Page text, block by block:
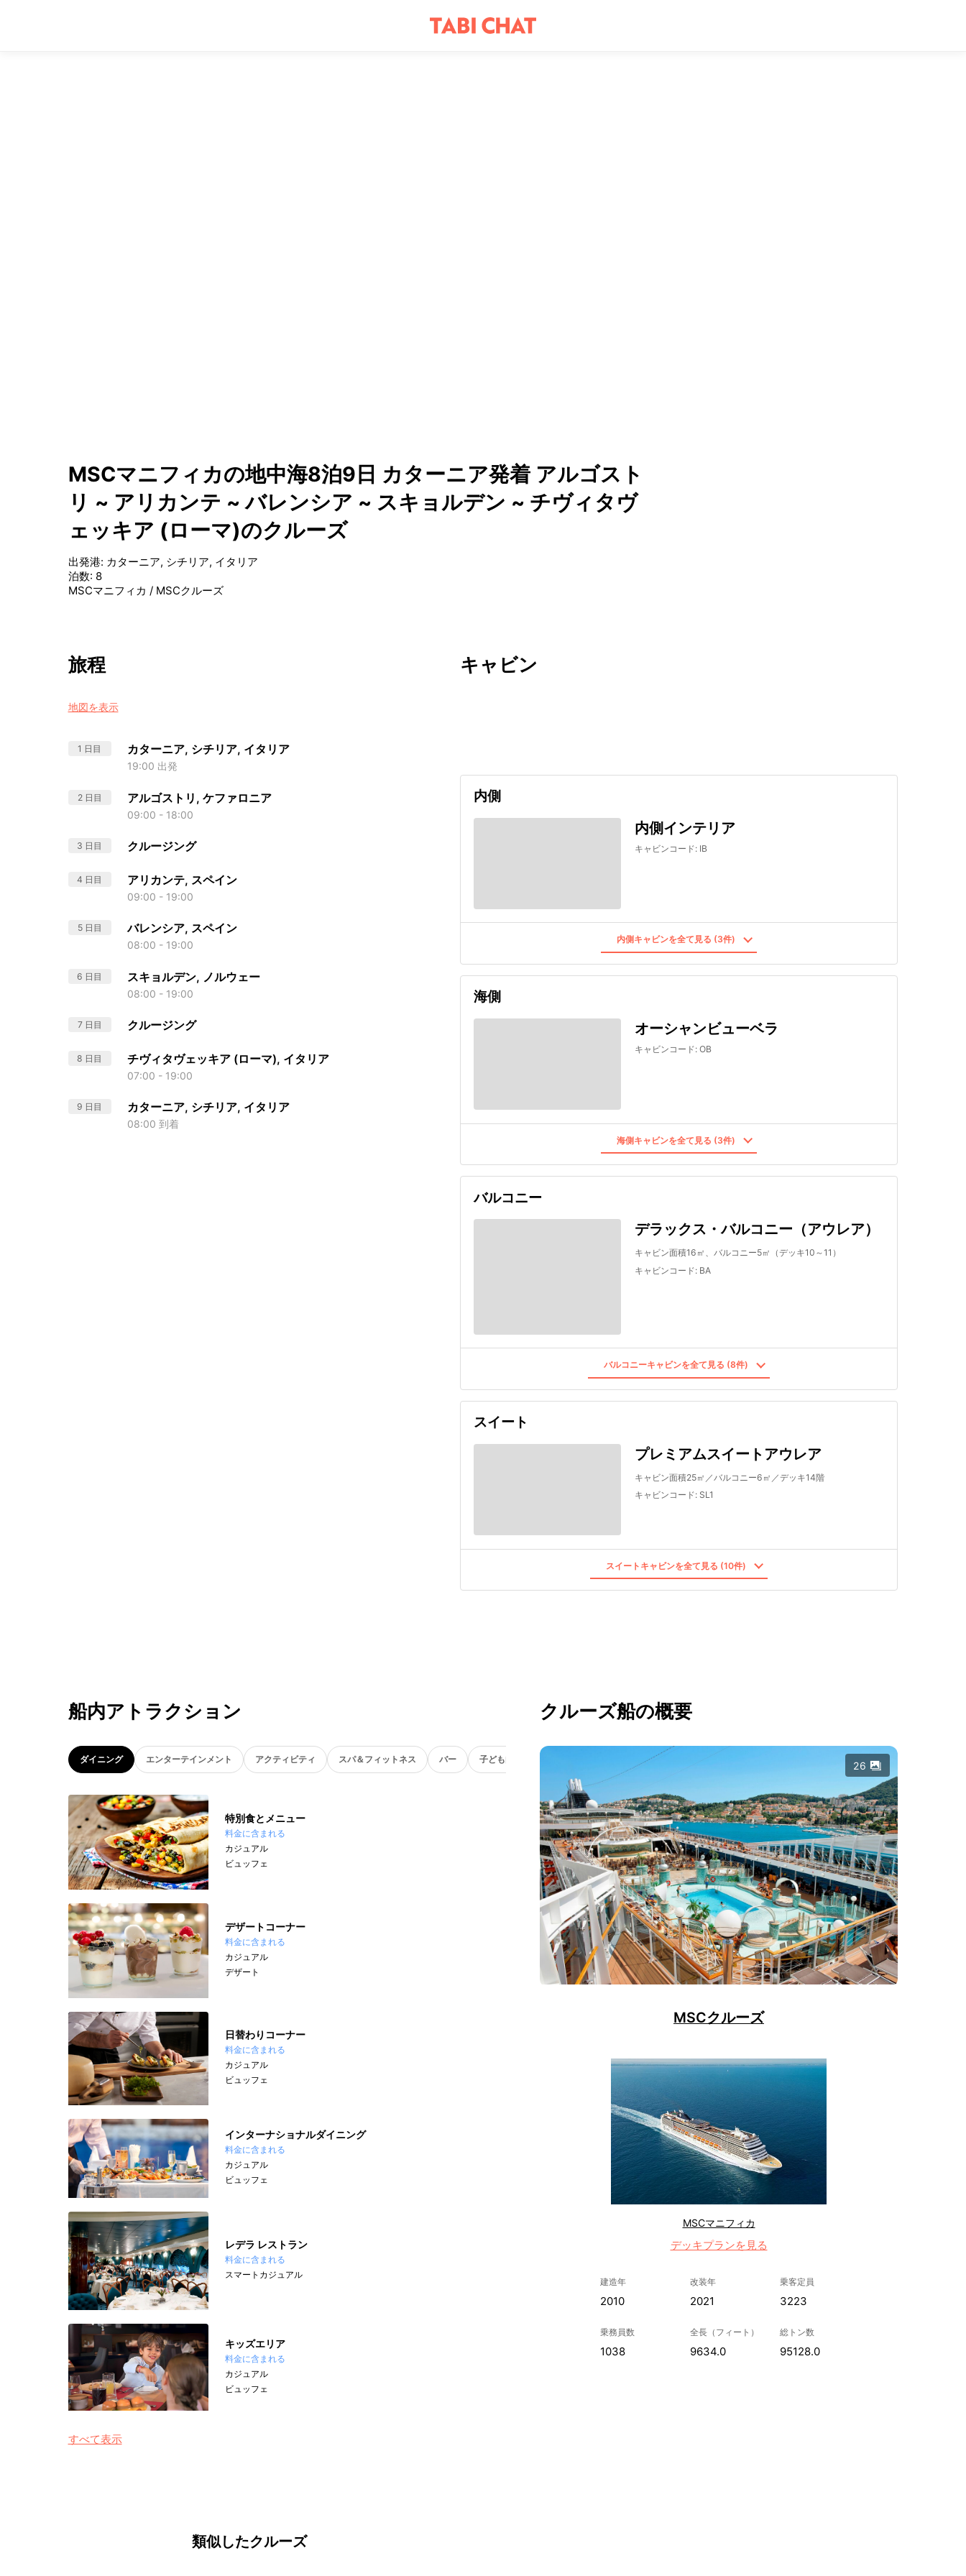
MSCマニフィカの地中海8泊9日 カターニア発着 アルゴスト
リ ~ アリカンテ ~ バレンシア ~ スキョルデン ~ チヴィタヴ
ェッキア (ローマ)のクルーズ
出発港: カターニア, シチリア, イタリア
泊数: 8
MSCマニフィカ / MSCクルーズ
旅程
地図を表示
1 日目 カターニア, シチリア, イタリア
19:00 出発
2 日目 アルゴストリ, ケファロニア
09:00 - 18:00
3 日目 クルージング
4 日目 アリカンテ, スペイン
09:00 - 19:00
5 日目 バレンシア, スペイン
08:00 - 19:00
6 日目 スキョルデン, ノルウェー
08:00 - 19:00
7 日目 クルージング
8 日目 チヴィタヴェッキア (ローマ), イタリア
07:00 - 19:00
9 日目 カターニア, シチリア, イタリア
08:00 到着
キャビン
内側
内側インテリア
キャビンコード: IB
内側キャビンを全て見る (3件)
海側
オーシャンビューベラ
キャビンコード: OB
海側キャビンを全て見る (3件)
バルコニー
デラックス・バルコニー（アウレア）
キャビン面積16㎡、バルコニー5㎡（デッキ10～11）
キャビンコード: BA
バルコニーキャビンを全て見る (8件)
スイート
プレミアムスイートアウレア
キャビン面積25㎡／バルコニー6㎡／デッキ14階
キャビンコード: SL1
スイートキャビンを全て見る (10件)
船内アトラクション
ダイニング エンターテインメント アクティビティ スパ＆フィットネス バー 子ども向け
特別食とメニュー
料金に含まれる
カジュアル
ビュッフェ
デザートコーナー
料金に含まれる
カジュアル
デザート
日替わりコーナー
料金に含まれる
カジュアル
ビュッフェ
インターナショナルダイニング
料金に含まれる
カジュアル
ビュッフェ
レデラ レストラン
料金に含まれる
スマートカジュアル
キッズエリア
料金に含まれる
カジュアル
ビュッフェ
すべて表示
クルーズ船の概要
26
MSCクルーズ
MSCマニフィカ
デッキプランを見る
建造年
2010
改装年
2021
乗客定員
3223
乗務員数
1038
全長（フィート）
9634.0
総トン数
95128.0
類似したクルーズ